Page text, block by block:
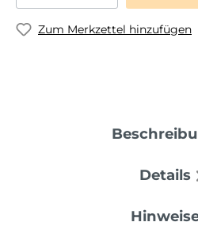
Zum Merkzettel hinzufügen
Details